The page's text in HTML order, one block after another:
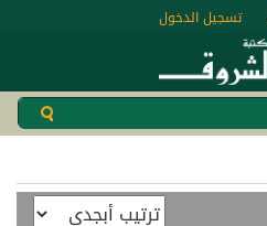
تسجيل الدخول